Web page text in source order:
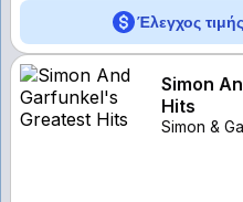
Έλεγχος τιμής
Simon
Hits
Simon &